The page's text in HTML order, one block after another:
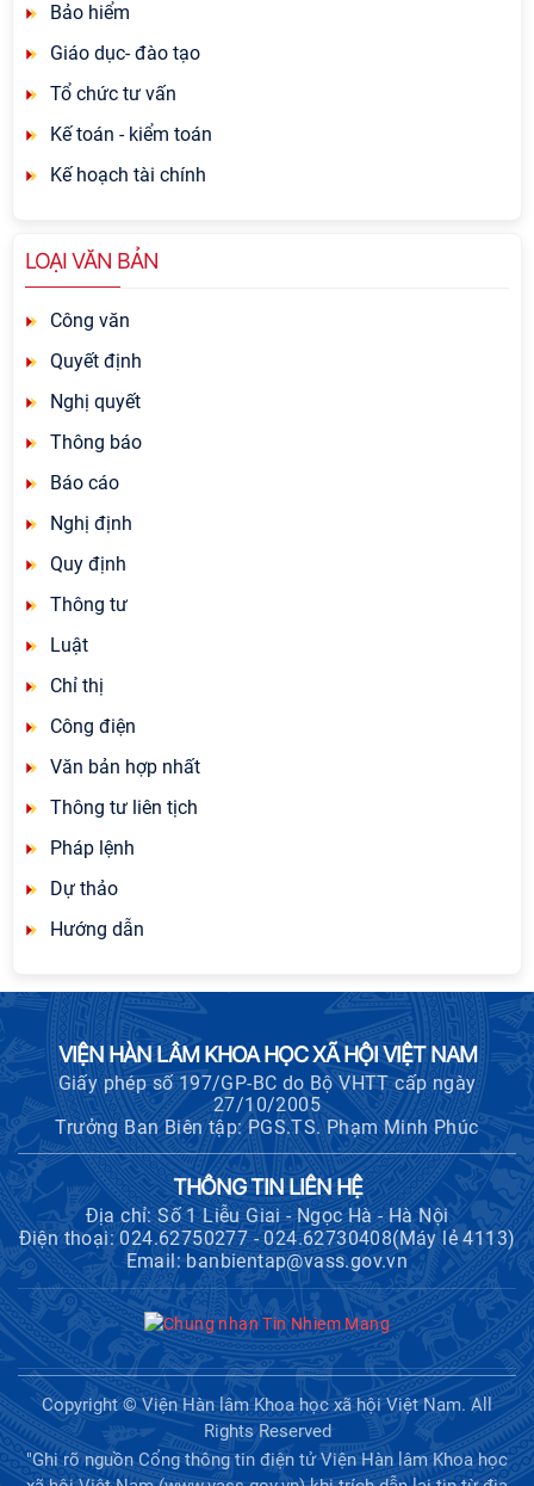
Bảo hiểm
Giáo dục- đào tạo
Tổ chức tư vấn
Kế toán - kiểm toán
Kế hoạch tài chính
LOẠI VĂN BẢN
Công văn
Quyết định
Nghị quyết
Thông báo
Báo cáo
Nghị định
Quy định
Thông tư
Luật
Chỉ thị
Công điện
Văn bản hợp nhất
Thông tư liên tịch
Pháp lệnh
Dự thảo
Hướng dẫn
VIỆN HÀN LÂM KHOA HỌC XÃ HỘI VIỆT NAM
Giấy phép số 197/GP-BC do Bộ VHTT cấp ngày
27/10/2005
Trưởng Ban Biên tập: PGS.TS. Phạm Minh Phúc
THÔNG TIN LIÊN HỆ
Địa chỉ: Số 1 Liễu Giai - Ngọc Hà - Hà Nội
Điện thoại: 024.62750277 - 024.62730408(Máy lẻ 4113)
Email: banbientap@vass.gov.vn
Copyright © Viện Hàn lâm Khoa học xã hội Việt Nam. All
Rights Reserved
"Ghi rõ nguồn Cổng thông tin điện tử Viện Hàn lâm Khoa học